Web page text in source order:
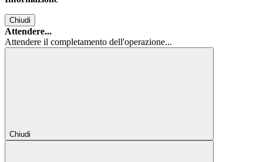
Chiudi
Attendere...
Attendere il completamento dell'operazione...
Chiudi